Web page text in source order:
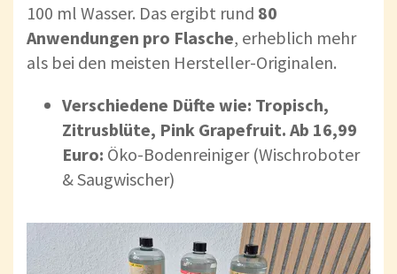
100 ml Wasser. Das ergibt rund 80
Anwendungen pro Flasche, erheblich mehr
als bei den meisten Hersteller-Originalen.
Verschiedene Düfte wie: Tropisch,
Zitrusblüte, Pink Grapefruit. Ab 16,99
Euro: Öko-Bodenreiniger (Wischroboter
& Saugwischer)